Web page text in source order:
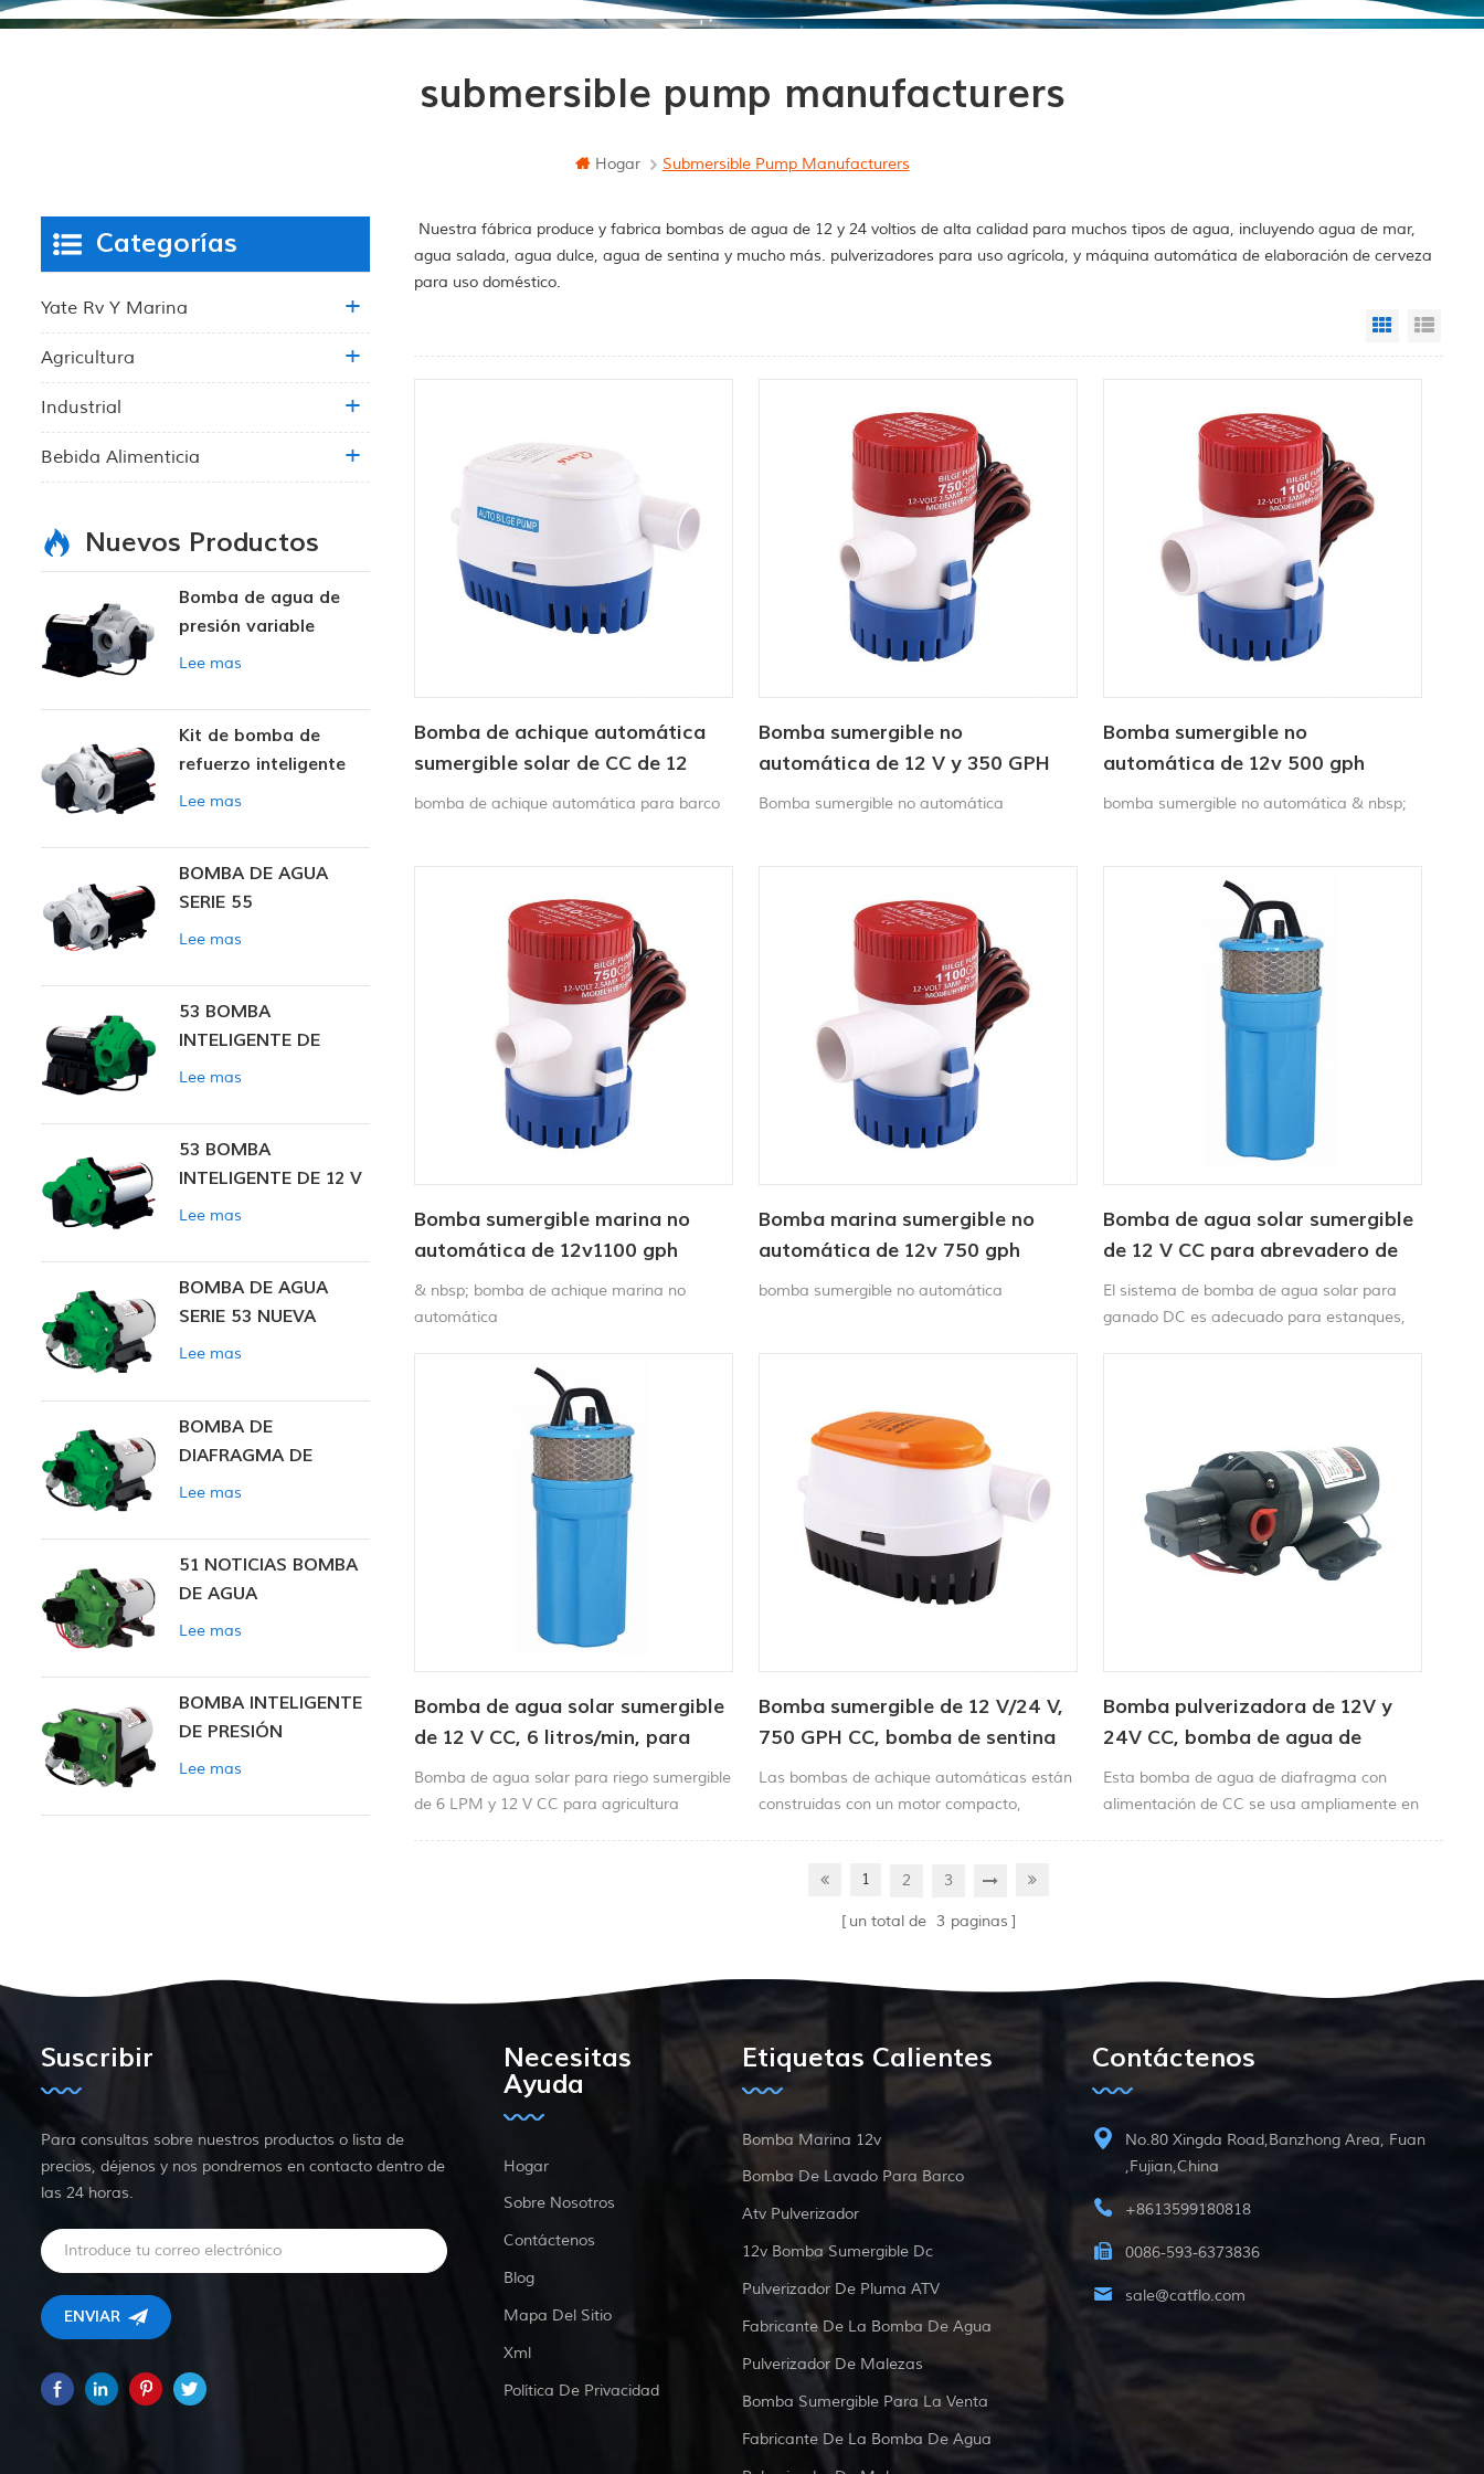
submersible pump manufacturers
Hogar Submersible Pump Manufacturers
Nuestra fábrica produce y fabrica bombas de agua de 12 y 24 voltios de alta calidad para muchos tipos de agua, incluyendo agua de mar,
agua salada, agua dulce, agua de sentina y mucho más. pulverizadores para uso agrícola, y máquina automática de elaboración de cerveza
para uso doméstico.
Grid View
Bomba de achique automática
sumergible solar de CC de 12
V/24 V y 750 GPH
bomba de achique automática para barco
Bomba sumergible no
automática de 12 V y 350 GPH
Bomba sumergible no automática
Bomba sumergible no
automática de 12v 500 gph
bomba sumergible no automática & nbsp;
Bomba sumergible marina no
automática de 12v1100 gph
& nbsp; bomba de achique marina no
automática
Bomba marina sumergible no
automática de 12v 750 gph
bomba sumergible no automática
Bomba de agua solar sumergible
de 12 V CC para abrevadero de
ganado
El sistema de bomba de agua solar para
ganado DC es adecuado para estanques,
Bomba de agua solar sumergible
de 12 V CC, 6 litros/min, para
suministro de agua para
animales.
Bomba de agua solar para riego sumergible
de 6 LPM y 12 V CC para agricultura
Bomba sumergible de 12 V/24 V,
750 GPH CC, bomba de sentina
automática
Las bombas de achique automáticas están
construidas con un motor compacto,
ignición y la corrosión y una carcasa de
Bomba pulverizadora de 12V y
24V CC, bomba de agua de
diafragma con alimentación CC
Esta bomba de agua de diafragma con
alimentación de CC se usa ampliamente en
1 2 3
un total de 3 paginas
Categorías
Yate Rv Y Marina
Agricultura
Industrial
Bebida Alimenticia
Nuevos Productos
Bomba de agua de
presión variable
inteligente
Lee mas
Kit de bomba de
refuerzo inteligente
Lee mas
BOMBA DE AGUA
SERIE 55
Lee mas
53 BOMBA
INTELIGENTE DE
PRESIÓN CONSTANTE
Lee mas
53 BOMBA
INTELIGENTE DE 12 V
CC DE PRESIÓN
Lee mas
BOMBA DE AGUA
SERIE 53 NUEVA
Lee mas
BOMBA DE
DIAFRAGMA DE
PRESIÓN CONSTANTE
Lee mas
51 NOTICIAS BOMBA
DE AGUA
Lee mas
BOMBA INTELIGENTE
DE PRESIÓN
CONSTANTE SERIE
Lee mas
Suscribir
Para consultas sobre nuestros productos o lista de
precios, déjenos y nos pondremos en contacto dentro de
las 24 horas.
Necesitas
Ayuda
Hogar
Sobre Nosotros
Contáctenos
Blog
Mapa Del Sitio
Xml
Política De Privacidad
Etiquetas Calientes
Bomba Marina 12v
Bomba De Lavado Para Barco
Atv Pulverizador
12v Bomba Sumergible Dc
Pulverizador De Pluma ATV
Fabricante De La Bomba De Agua
Pulverizador De Malezas
Bomba Sumergible Para La Venta
Fabricante De La Bomba De Agua
Contáctenos
No.80 Xingda Road,Banzhong Area, Fuan
,Fujian,China
+8613599180818
0086-593-6373836
sale@catflo.com